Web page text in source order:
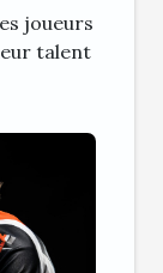
joueurs
talent